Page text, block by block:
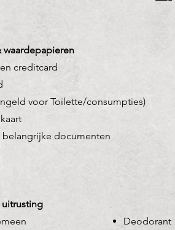
waardepapieren
creditcard
voor Toilette/consumpties)
belangrijke documenten
uitrusting​
Deodorant